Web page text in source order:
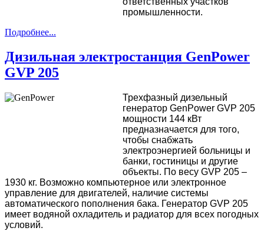
промышленности.
Подробнее...
Дизильная электростанция GenPower
GVP 205
Трехфазный дизельный
генератор GenPower GVP 205
мощности 144 кВт
предназначается для того,
чтобы снабжать
электроэнергией больницы и
банки, гостиницы и другие
объекты. По весу GVP 205 –
1930 кг. Возможно компьютерное или электронное
управление для двигателей, наличие системы
автоматического пополнения бака. Генератор GVP 205
имеет водяной охладитель и радиатор для всех погодных
условий.